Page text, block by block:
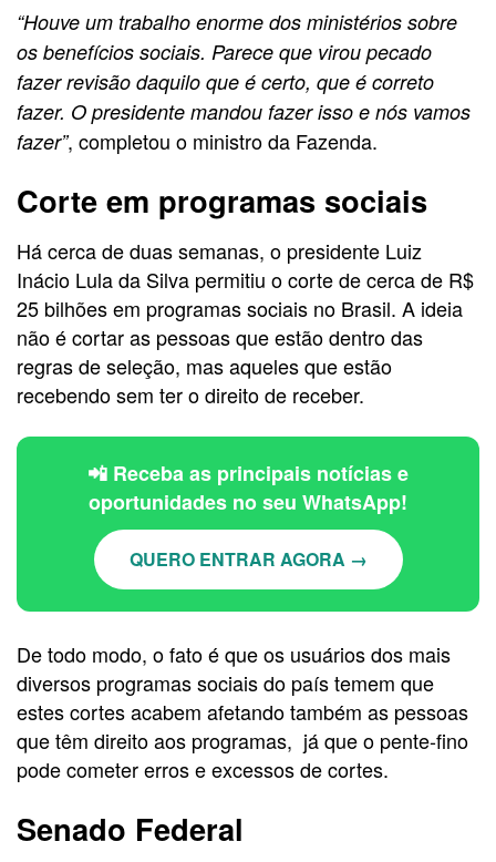
“Houve um trabalho enorme dos ministérios sobre
os benefícios sociais. Parece que virou pecado
fazer revisão daquilo que é certo, que é correto
fazer. O presidente mandou fazer isso e nós vamos
fazer”, completou o ministro da Fazenda.
Corte em programas sociais
Há cerca de duas semanas, o presidente Luiz
Inácio Lula da Silva permitiu o corte de cerca de R$
25 bilhões em programas sociais no Brasil. A ideia
não é cortar as pessoas que estão dentro das
regras de seleção, mas aqueles que estão
recebendo sem ter o direito de receber.
📲 Receba as principais notícias e
oportunidades no seu WhatsApp!
QUERO ENTRAR AGORA →
De todo modo, o fato é que os usuários dos mais
diversos programas sociais do país temem que
estes cortes acabem afetando também as pessoas
que têm direito aos programas, já que o pente-fino
pode cometer erros e excessos de cortes.
Senado Federal